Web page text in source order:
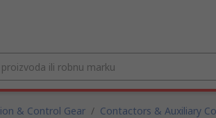
& Control Gear / Contactors & Auxiliary